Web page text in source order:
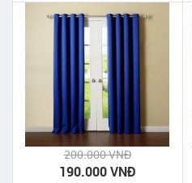
200.000 VNĐ
190.000 VNĐ